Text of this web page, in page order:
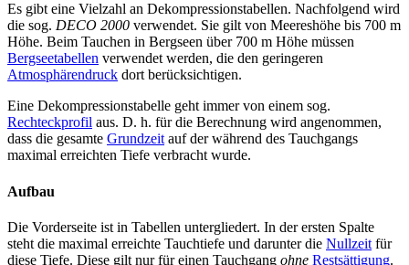
Es gibt eine Vielzahl an Dekompressionstabellen. Nachfolgend wird
die sog. DECO 2000 verwendet. Sie gilt von Meereshöhe bis 700 m
Höhe. Beim Tauchen in Bergseen über 700 m Höhe müssen
Bergseetabellen verwendet werden, die den geringeren
Atmosphärendruck dort berücksichtigen.
Eine Dekompressionstabelle geht immer von einem sog.
Rechteckprofil aus. D. h. für die Berechnung wird angenommen,
dass die gesamte Grundzeitauf der während des Tauchgangs
maximal erreichten Tiefe verbracht wurde.
Aufbau
Die Vorderseite ist in Tabellen untergliedert. In der ersten Spalte
steht die maximal erreichte Tauchtiefe und darunter die Nullzeit für
diese Tiefe. Diese gilt nur für einen Tauchgang ohne Restsättigung.